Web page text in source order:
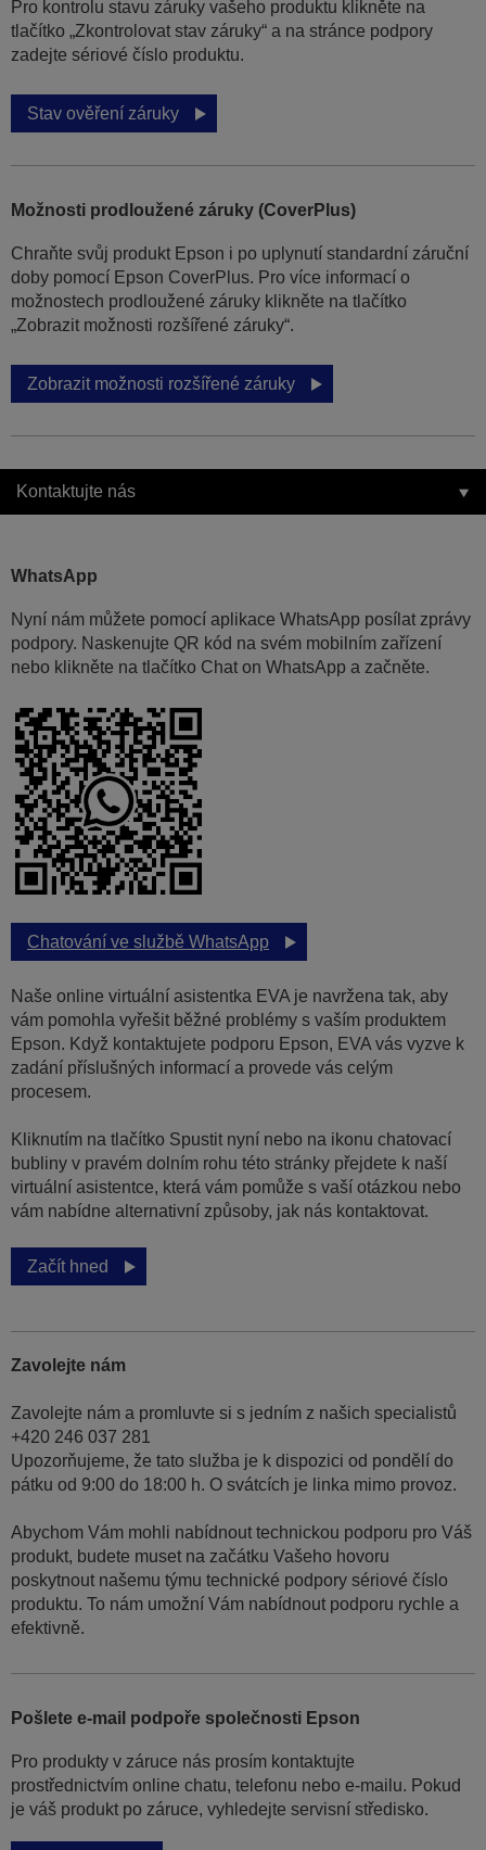
Pro kontrolu stavu záruky vašeho produktu klikněte na
tlačítko „Zkontrolovat stav záruky“ a na stránce podpory
zadejte sériové číslo produktu.
Stav ověření záruky
Možnosti prodloužené záruky (CoverPlus)
Chraňte svůj produkt Epson i po uplynutí standardní záruční
doby pomocí Epson CoverPlus. Pro více informací o
možnostech prodloužené záruky klikněte na tlačítko
„Zobrazit možnosti rozšířené záruky“.
Zobrazit možnosti rozšířené záruky
Kontaktujte nás
WhatsApp
Nyní nám můžete pomocí aplikace WhatsApp posílat zprávy
podpory. Naskenujte QR kód na svém mobilním zařízení
nebo klikněte na tlačítko Chat on WhatsApp a začněte.
Chatování ve službě WhatsApp
Naše online virtuální asistentka EVA je navržena tak, aby
vám pomohla vyřešit běžné problémy s vaším produktem
Epson. Když kontaktujete podporu Epson, EVA vás vyzve k
zadání příslušných informací a provede vás celým
procesem.
Kliknutím na tlačítko Spustit nyní nebo na ikonu chatovací
bubliny v pravém dolním rohu této stránky přejdete k naší
virtuální asistentce, která vám pomůže s vaší otázkou nebo
vám nabídne alternativní způsoby, jak nás kontaktovat.
Začít hned
Zavolejte nám
Zavolejte nám a promluvte si s jedním z našich specialistů
+420 246 037 281
Upozorňujeme, že tato služba je k dispozici od pondělí do
pátku od 9:00 do 18:00 h. O svátcích je linka mimo provoz.
Abychom Vám mohli nabídnout technickou podporu pro Váš
produkt, budete muset na začátku Vašeho hovoru
poskytnout našemu týmu technické podpory sériové číslo
produktu. To nám umožní Vám nabídnout podporu rychle a
efektivně.
Pošlete e-mail podpoře společnosti Epson
Pro produkty v záruce nás prosím kontaktujte
prostřednictvím online chatu, telefonu nebo e-mailu. Pokud
je váš produkt po záruce, vyhledejte servisní středisko.